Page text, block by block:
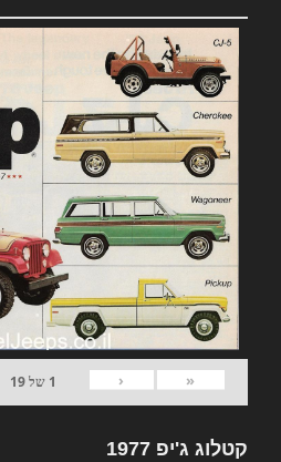
«
‹
1 של19
קטלוג ג'יפ 1977